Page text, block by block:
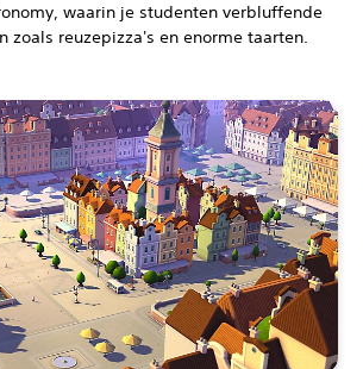
waarin je studenten verbluffende
zoals reuzepizza's en enorme taarten.